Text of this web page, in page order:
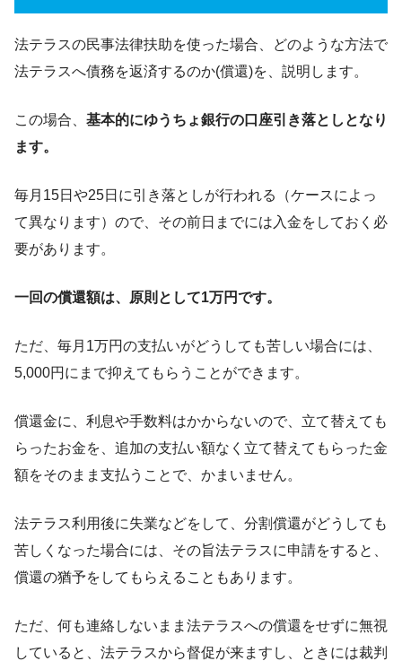
法テラスの民事法律扶助を使った場合、どのような方法で
法テラスへ債務を返済するのか(償還)を、説明します。
この場合、 基本的にゆうちょ銀行の口座引き落としとなり
ます。
毎月15日や25日に引き落としが行われる（ケースによっ
て異なります）ので、その前日までには入金をしておく必
要があります。
一回の償還額は、原則として1万円です。
ただ、毎月1万円の支払いがどうしても苦しい場合には、
5,000円にまで抑えてもらうことができます。
償還金に、利息や手数料はかからないので、立て替えても
らったお金を、追加の支払い額なく立て替えてもらった金
額をそのまま支払うことで、かまいません。
法テラス利用後に失業などをして、分割償還がどうしても
苦しくなった場合には、その旨法テラスに申請をすると、
償還の猶予をしてもらえることもあります。
ただ、何も連絡しないまま法テラスへの償還をせずに無視
していると、法テラスから督促が来ますし、ときには裁判